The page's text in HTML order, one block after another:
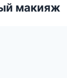
макияж